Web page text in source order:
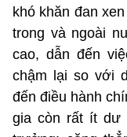
khó khăn đan
trong và ngoài
cao, dẫn đến
chậm lại so với
đến điều hành
gia còn rất ít dư